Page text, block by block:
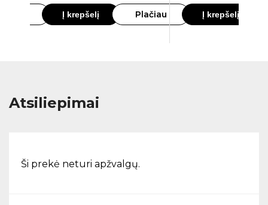
Į krepšelį Plačiau Į krepšelį
Atsiliepimai
Ši prekė neturi apžvalgų.